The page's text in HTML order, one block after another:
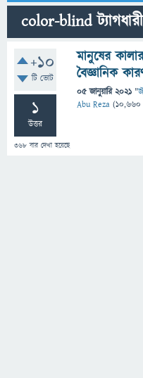
color-blind
+10
টি ভোট
1
উত্তর
368 বার দেখা হয়েছে
মানুষের
বৈজ্ঞানিক
05 জানুয়ারি 2021 "
Abu Reza (10,660